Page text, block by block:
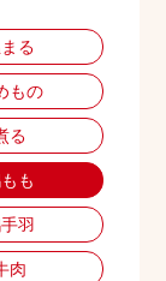
る
もの
る
も
羽
肉